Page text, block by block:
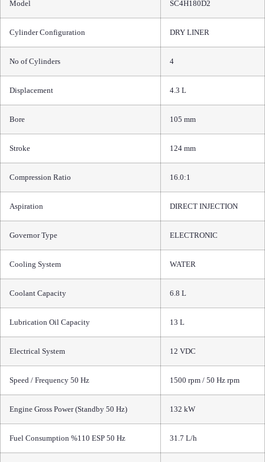
Model SC4H180D2
Cylinder Configuration DRY LINER
No of Cylinders 4
Displacement 4.3 L
Bore 105 mm
Stroke 124 mm
Compression Ratio 16.0:1
Aspiration DIRECT INJECTION
Governor Type ELECTRONIC
Cooling System WATER
Coolant Capacity 6.8 L
Lubrication Oil Capacity 13 L
Electrical System 12 VDC
Speed / Frequency 50 Hz 1500 rpm / 50 Hz rpm
Engine Gross Power (Standby 50 Hz) 132 kW
Fuel Consumption %110 ESP 50 Hz 31.7 L/h